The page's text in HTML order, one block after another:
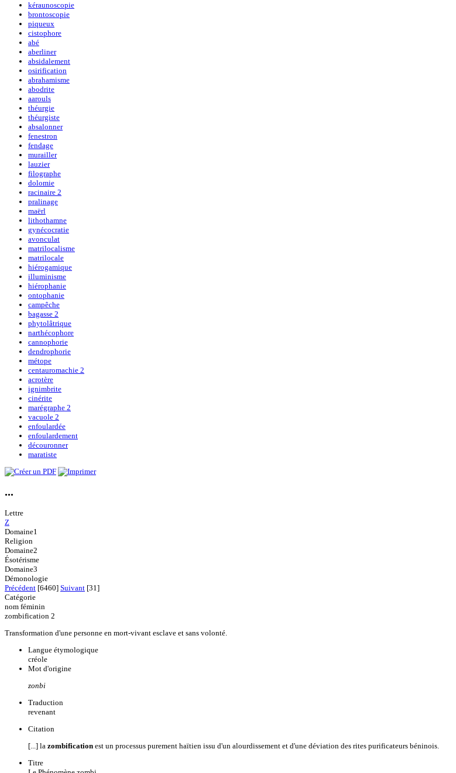
kéraunoscopie
brontoscopie
piqueux
cistophore
abé
aberliner
absidalement
osirification
abrahamisme
abodrite
aarouls
théurgie
théurgiste
absalonner
fenestron
fendage
murailler
lauzier
filographe
dolomie
racinaire 2
pralinage
maërl
lithothamne
gynécocratie
avonculat
matrilocalisme
matrilocale
hiérogamique
illuminisme
hiérophanie
ontophanie
campêche
bagasse 2
phytolâtrique
narthécophore
cannophorie
dendrophorie
métope
centauromachie 2
acrotère
ignimbrite
cinérite
marégraphe 2
vacuole 2
enfoulardée
enfoulardement
découronner
maratiste
...
Lettre
Z
Domaine1
Religion
Domaine2
Ésotérisme
Domaine3
Démonologie
Précédent [6460] Suivant [31]
Catégorie
nom féminin
zombification 2
Transformation d'une personne en mort-vivant esclave et sans volonté.
Langue étymologique
créole
Mot d'origine
zonbi
Traduction
revenant
Citation
[...] la zombification est un processus purement haïtien issu d'un alourdissement et d'une déviation des rites purificateurs béninois.
Titre